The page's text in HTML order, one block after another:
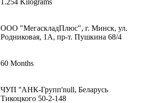
ООО "МегаскладПлюс", г. Минск, ул.
Родниковая, 1А, пр-т. Пушкина 68/4
60 Months
ЧУП ''АНК-Групп'null, Беларусь
Тикоцкого 50-2-148